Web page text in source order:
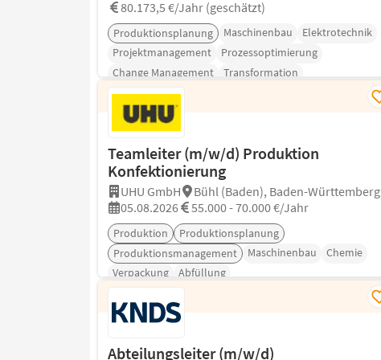
80.173,5 €/Jahr (geschätzt)
Produktionsplanung Maschinenbau
Elektrotechnik
Projektmanagement
Prozessoptimierung
Change Management
Transformation
Teamleiter (m/w/d) Produktion
Konfektionierung
UHU GmbH
Bühl (Baden), Baden-Württemberg
05.08.2026
55.000 - 70.000 €/Jahr
Produktion
Produktionsplanung
Produktionsmanagement
Maschinenbau
Chemie
Verpackung
Abfüllung
Abteilungsleiter (m/w/d)